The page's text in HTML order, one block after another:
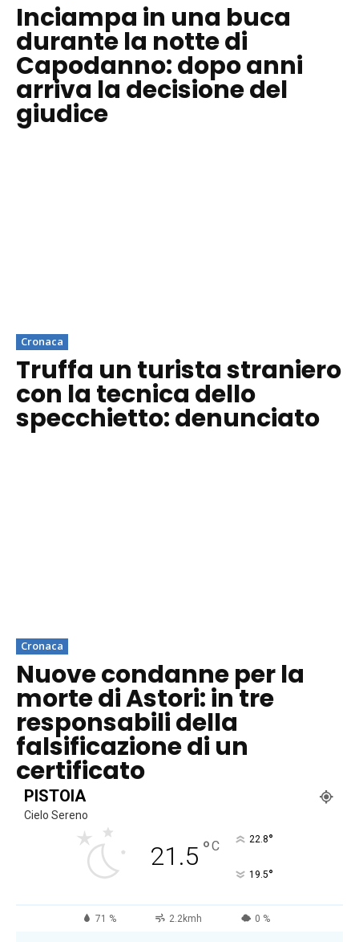
Inciampa in una buca
durante la notte di
Capodanno: dopo anni
arriva la decisione del
giudice
Cronaca
Truffa un turista straniero
con la tecnica dello
specchietto: denunciato
Cronaca
Nuove condanne per la
morte di Astori: in tre
responsabili della
falsificazione di un
certificato
PISTOIA
Cielo Sereno
21.5 °C 22.8°
19.5°
71 % 2.2kmh 0 %